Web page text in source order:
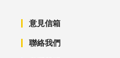
意見信箱
聯絡我們